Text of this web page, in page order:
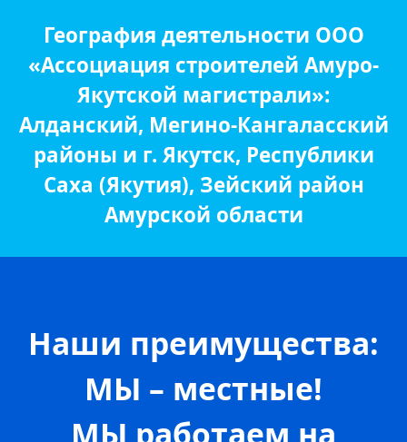
География деятельности ООО
«Ассоциация строителей Амуро-
Якутской магистрали»:
Алданский, Мегино-Кангаласский
районы и г. Якутск, Республики
Саха (Якутия), Зейский район
Амурской области
Наши преимущества:
МЫ – местные!
МЫ работаем на